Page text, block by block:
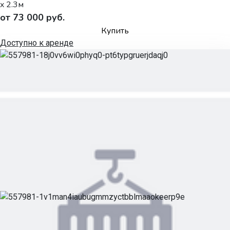
x 2.3м
от 73 000 руб.
Купить
Доступно к аренде